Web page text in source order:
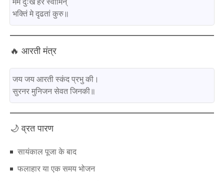
मम दुःखं हर स्वामिन्
🔥 आरती मंत्र
जय जय आरती स्कंद प्रभु की।
🌙 व्रत पारण
सायंकाल पूजा के बाद
फलाहार या एक समय भोजन